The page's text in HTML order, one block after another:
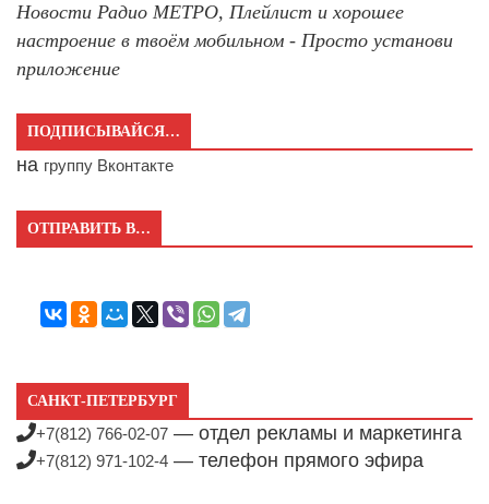
Новости Радио МЕТРО, Плейлист и хорошее
настроение в твоём мобильном - Просто установи
приложение
ПОДПИСЫВАЙСЯ…
на группу Вконтакте
ОТПРАВИТЬ В…
САНКТ-ПЕТЕРБУРГ
+7(812) 766-02-07 — отдел рекламы и маркетинга
+7(812) 971-102-4 — телефон прямого эфира